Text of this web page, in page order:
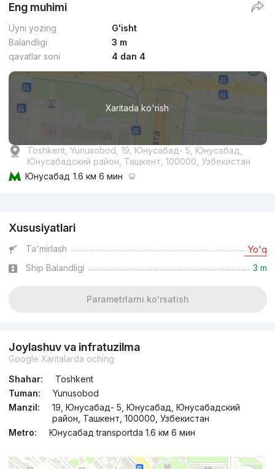
Eng muhimi
Uyni yozing
G'isht
Balandligi
3 m
qavatlar soni
4 dan 4
Xaritada ko'rish
Toshkent, Yunusobod, 19, Юнусабад- 5, Юнусабад,
Юнусабадский район, Ташкент, 100000, Узбекистан
Юнусабад 1.6 км 6 мин
Xususiyatlari
Ta'mirlash Yo'q
Ship Balandligi 3 m
Parametrlarni ko'rsatish
Joylashuv va infratuzilma
Google Xaritalarda oching
Shahar:
Toshkent
Tuman:
Yunusobod
Manzil:
19, Юнусабад- 5, Юнусабад, Юнусабадский
район, Ташкент, 100000, Узбекистан
Metro:
Юнусабад transportda 1.6 км 6 мин